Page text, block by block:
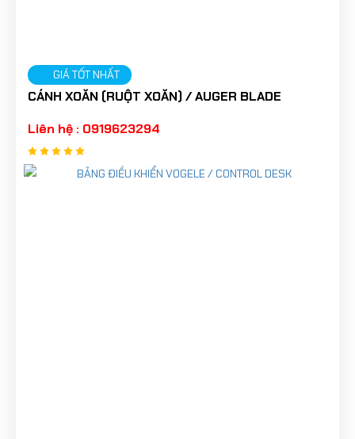
GIÁ TỐT NHẤT
CÁNH XOẮN (RUỘT XOẮN) / AUGER BLADE
Liên hệ : 0919623294